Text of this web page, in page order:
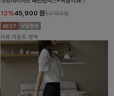
12%45,900 원52,100원
리뷰 카운트 영역